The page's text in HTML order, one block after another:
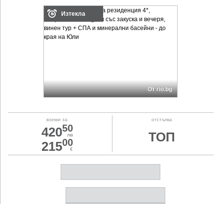
Изтекла
От rio.bg
вземи за
42050
лв
21500
€
отстъпка
ТОП